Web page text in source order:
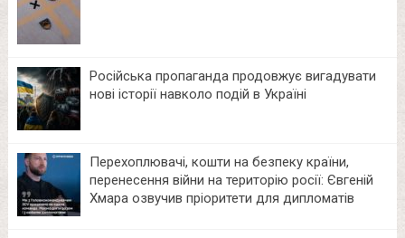
Російська пропаганда продовжує вигадувати
нові історії навколо подій в Україні
Перехоплювачі, кошти на безпеку країни,
перенесення війни на територію росії: Євгеній
Хмара озвучив пріоритети для дипломатів